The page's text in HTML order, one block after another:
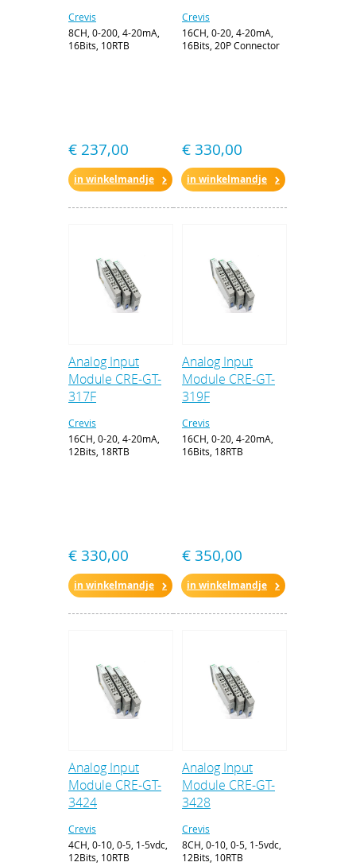
Crevis
8CH, 0-200, 4-20mA,
16Bits, 10RTB
€ 237,00
in winkelmandje
Crevis
16CH, 0-20, 4-20mA,
16Bits, 20P Connector
€ 330,00
in winkelmandje
Analog Input
Module CRE-GT-
317F
Crevis
16CH, 0-20, 4-20mA,
12Bits, 18RTB
€ 330,00
in winkelmandje
Analog Input
Module CRE-GT-
319F
Crevis
16CH, 0-20, 4-20mA,
16Bits, 18RTB
€ 350,00
in winkelmandje
Analog Input
Module CRE-GT-
3424
Crevis
4CH, 0-10, 0-5, 1-5vdc,
12Bits, 10RTB
Analog Input
Module CRE-GT-
3428
Crevis
8CH, 0-10, 0-5, 1-5vdc,
12Bits, 10RTB